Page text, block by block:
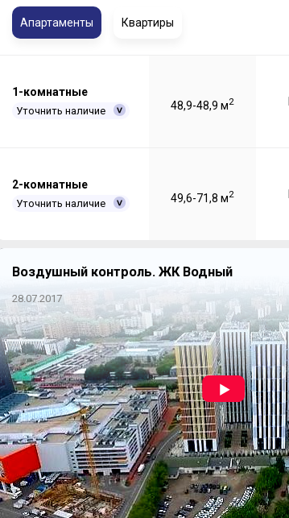
Апартаменты Квартиры
1-комнатные
Уточнить наличие 48,9-48,9 м2
2-комнатные
Уточнить наличие 49,6-71,8 м2
Воздушный контроль. ЖК Водный
28.07.2017